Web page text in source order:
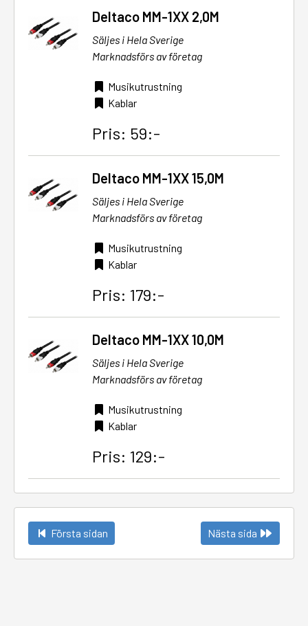
Deltaco MM-1XX 2,0M
Säljes i Hela Sverige
Marknadsförs av företag
Musikutrustning
Kablar
Pris: 59:-
Deltaco MM-1XX 15,0M
Säljes i Hela Sverige
Marknadsförs av företag
Musikutrustning
Kablar
Pris: 179:-
Deltaco MM-1XX 10,0M
Säljes i Hela Sverige
Marknadsförs av företag
Musikutrustning
Kablar
Pris: 129:-
Första sidan Nästa sida